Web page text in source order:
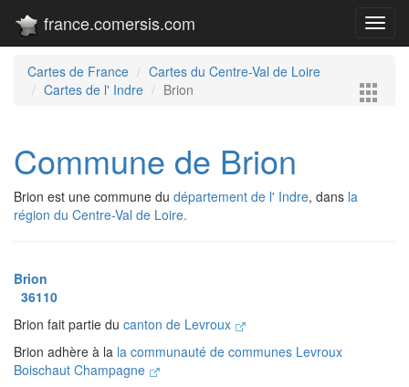
france.comersis.com
Cartes de France
Cartes du Centre-Val de Loire
Cartes de l' Indre
Brion
Commune de Brion
Brion est une commune du département de l' Indre, dans la
région du Centre-Val de Loire.
Brion
36110
Brion fait partie du canton de Levroux
Brion adhère à la la communauté de communes Levroux
Boischaut Champagne